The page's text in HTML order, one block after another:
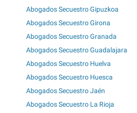
Abogados Secuestro Gipuzkoa
Abogados Secuestro Girona
Abogados Secuestro Granada
Abogados Secuestro Guadalajara
Abogados Secuestro Huelva
Abogados Secuestro Huesca
Abogados Secuestro Jaén
Abogados Secuestro La Rioja